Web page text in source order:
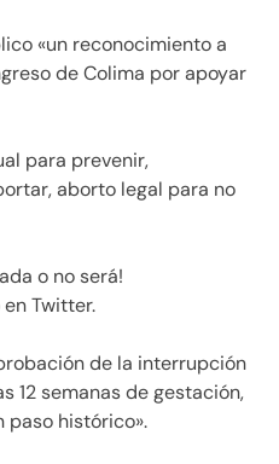
«un reconocimiento a
de Colima por apoyar
para prevenir,
aborto legal para no
o no será!
Twitter.
de la interrupción
12 semanas de gestación,
paso histórico».